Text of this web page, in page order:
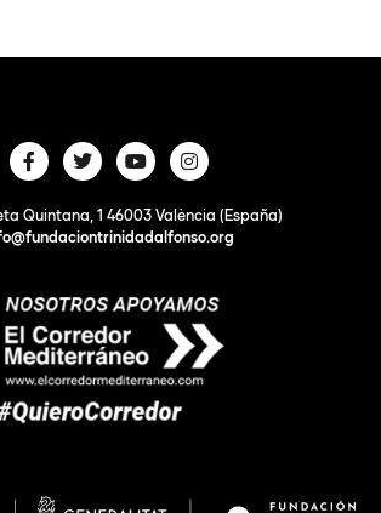
Quintana, 1 46003 València (España)